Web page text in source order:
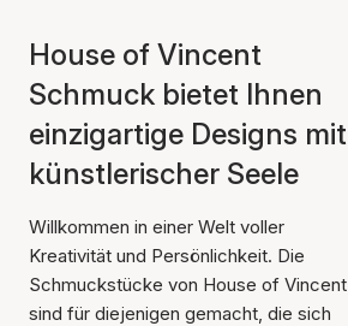
House of Vincent
Schmuck bietet Ihnen
einzigartige Designs mit
künstlerischer Seele
Willkommen in einer Welt voller
Kreativität und Persönlichkeit. Die
Schmuckstücke von House of Vincent
sind für diejenigen gemacht, die sich